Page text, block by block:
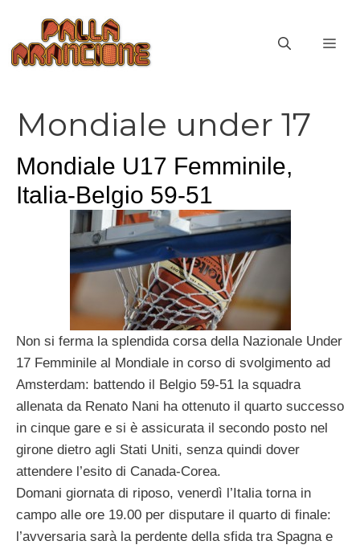
contenuto
Mondiale under 17
Mondiale U17 Femminile,
Italia-Belgio 59-51
Non si ferma la splendida corsa della Nazionale Under
17 Femminile al Mondiale in corso di svolgimento ad
Amsterdam: battendo il Belgio 59-51 la squadra
allenata da Renato Nani ha ottenuto il quarto successo
in cinque gare e si è assicurata il secondo posto nel
girone dietro agli Stati Uniti, senza quindi dover
attendere l’esito di Canada-Corea.
Domani giornata di riposo, venerdì l’Italia torna in
campo alle ore 19.00 per disputare il quarto di finale:
l’avversaria sarà la perdente della sfida tra Spagna e